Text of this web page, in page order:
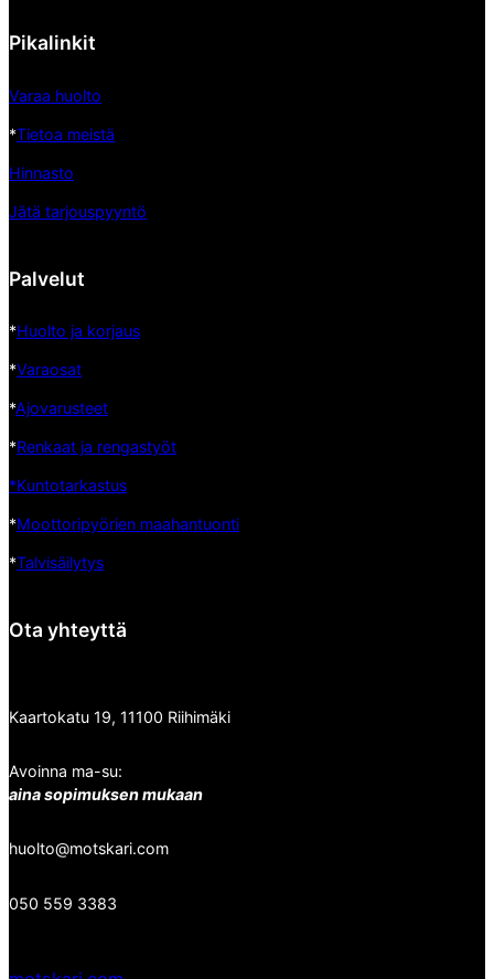
Pikalinkit
Varaa huolto
*Tietoa meistä
Hinnasto
Jätä tarjouspyyntö
Palvelut
*Huolto ja korjaus
*Varaosat
*Ajovarusteet
*Renkaat ja rengastyöt
*Kuntotarkastus
*Moottoripyörien maahantuonti
*Talvisäilytys
Ota yhteyttä
Kaartokatu 19, 11100 Riihimäki
Avoinna ma-su:
aina sopimuksen mukaan
huolto@motskari.com
050 559 3383